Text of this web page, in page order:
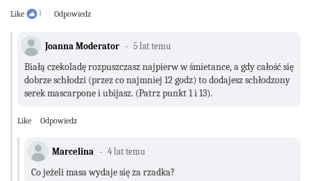
Like 1 Odpowiedz
Joanna Moderator 5 lat temu
Białą czekoladę rozpuszczasz najpierw w śmietance, a gdy całość się
dobrze schłodzi (przez co najmniej 12 godz) to dodajesz schłodzony
serek mascarpone i ubijasz. (Patrz punkt 1 i 13).
Like Odpowiedz
Marcelina 4 lat temu
Co jeżeli masa wydaje się za rzadka?